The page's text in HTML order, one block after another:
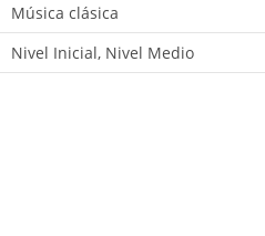
Música clásica
Nivel Inicial, Nivel Medio